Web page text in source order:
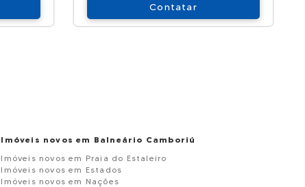
Contatar
Imóveis novos em Balneário Camboriú
Imóveis novos em Praia do Estaleiro
Imóveis novos em Estados
Imóveis novos em Nações